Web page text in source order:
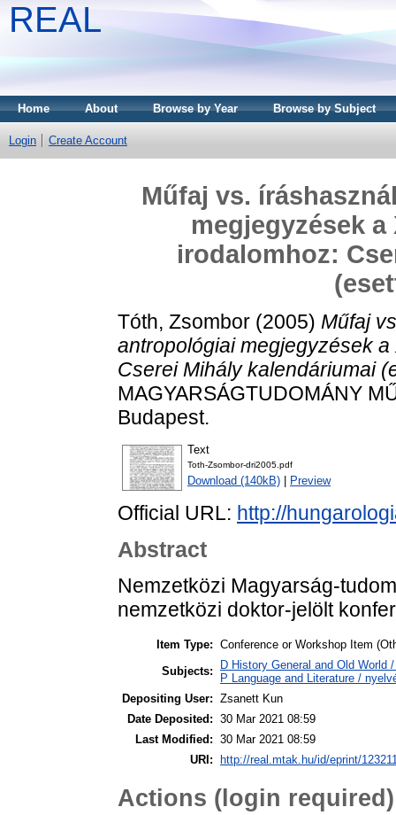
REAL
Home About Browse by Year Browse by Subject
Login Create Account
Műfaj vs.
megjegyzések a
irodalomhoz:
Tóth, Zsombor (2005) Műfaj
antropológiai megjegyzések
Cserei Mihály kalendáriumai
MAGYARSÁGTUDOMÁNY
Budapest.
Text
Toth-Zsombor-dri2005.pdf
Download (140kB) Preview
Official URL: http://
Abstract
Nemzetközi Magyarság-
nemzetközi doktor-jelölt
Item Type: Conference or Workshop Item
Subjects:
D History General and Old World
P Language and Literature /
Depositing User: Zsanett Kun
Date Deposited: 30 Mar 2021 08:59
Last Modified: 30 Mar 2021 08:59
URI:
http://real.mtak.hu/id/eprint/
Actions (login required)